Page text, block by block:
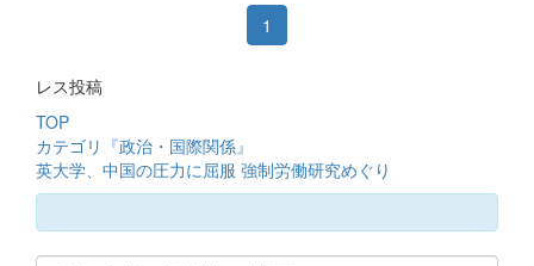
1
レス投稿
TOP
カテゴリ『政治・国際関係』
英大学、中国の圧力に屈服 強制労働研究めぐり